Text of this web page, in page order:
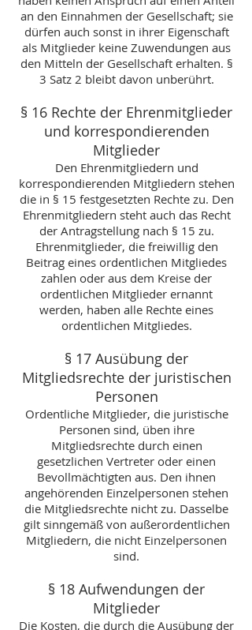
an den Einnahmen der Gesellschaft; sie
dürfen auch sonst in ihrer Eigenschaft
als Mitglieder keine Zuwendungen aus
den Mitteln der Gesellschaft erhalten. §
3 Satz 2 bleibt davon unberührt.
§ 16 Rechte der Ehrenmitglieder
und korrespondierenden
Mitglieder
Den Ehrenmitgliedern und
korrespondierenden Mitgliedern stehen
die in § 15 festgesetzten Rechte zu. Den
Ehrenmitgliedern steht auch das Recht
der Antragstellung nach § 15 zu.
Ehrenmitglieder, die freiwillig den
Beitrag eines ordentlichen Mitgliedes
zahlen oder aus dem Kreise der
ordentlichen Mitglieder ernannt
werden, haben alle Rechte eines
ordentlichen Mitgliedes.
§ 17 Ausübung der
Mitgliedsrechte der juristischen
Personen
Ordentliche Mitglieder, die juristische
Personen sind, üben ihre
Mitgliedsrechte durch einen
gesetzlichen Vertreter oder einen
Bevollmächtigten aus. Den ihnen
angehörenden Einzelpersonen stehen
die Mitgliedsrechte nicht zu. Dasselbe
gilt sinngemäß von außerordentlichen
Mitgliedern, die nicht Einzelpersonen
sind.
§ 18 Aufwendungen der
Mitglieder
Die Kosten, die durch die Ausübung der